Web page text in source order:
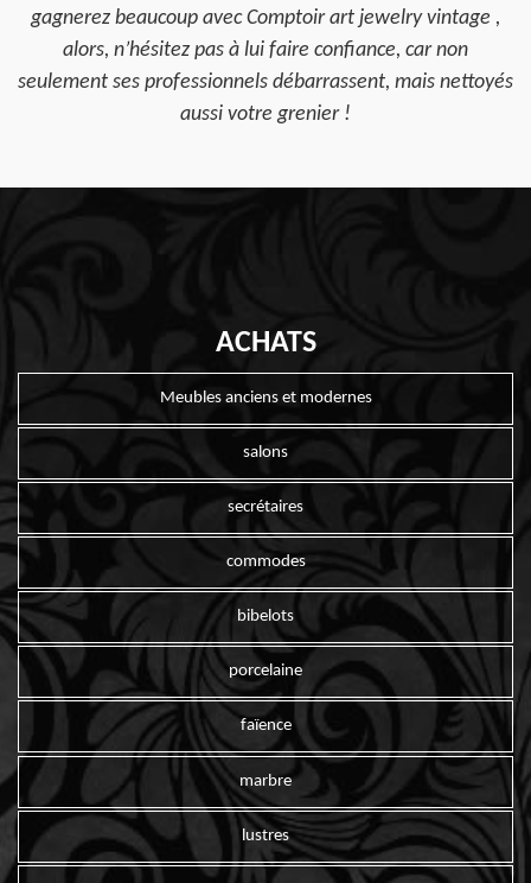
gagnerez beaucoup avec Comptoir art jewelry vintage ,
alors, n’hésitez pas à lui faire confiance, car non
seulement ses professionnels débarrassent, mais nettoyés
aussi votre grenier !
ACHATS
Meubles anciens et modernes
salons
secrétaires
commodes
bibelots
porcelaine
faïence
marbre
lustres